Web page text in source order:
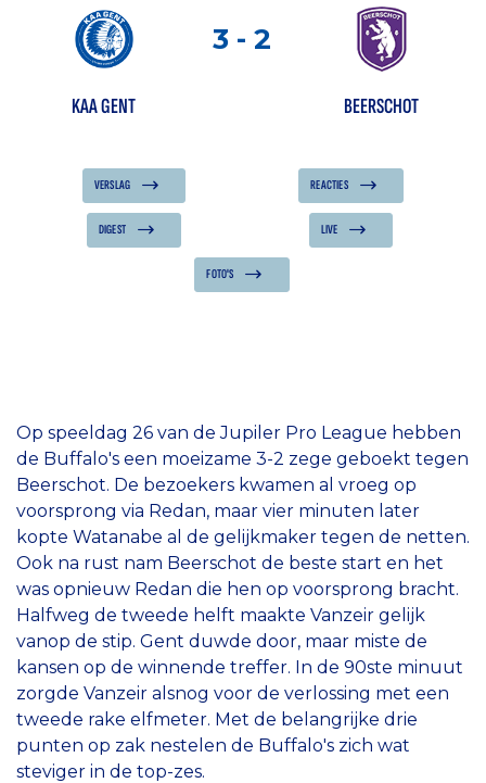
3 - 2
KAA GENT BEERSCHOT
VERSLAG REACTIES
DIGEST LIVE
FOTO'S
Op speeldag 26 van de Jupiler Pro League hebben
de Buffalo's een moeizame 3-2 zege geboekt tegen
Beerschot. De bezoekers kwamen al vroeg op
voorsprong via Redan, maar vier minuten later
kopte Watanabe al de gelijkmaker tegen de netten.
Ook na rust nam Beerschot de beste start en het
was opnieuw Redan die hen op voorsprong bracht.
Halfweg de tweede helft maakte Vanzeir gelijk
vanop de stip. Gent duwde door, maar miste de
kansen op de winnende treffer. In de 90ste minuut
zorgde Vanzeir alsnog voor de verlossing met een
tweede rake elfmeter. Met de belangrijke drie
punten op zak nestelen de Buffalo's zich wat
steviger in de top-zes.